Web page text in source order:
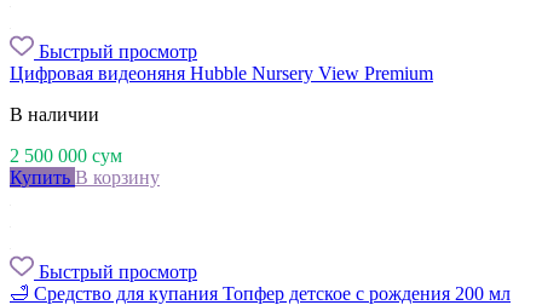
Быстрый просмотр
Цифровая видеоняня Hubble Nursery View Premium
В наличии
2 500 000 сум
Купить В корзину
Быстрый просмотр
🛁 Средство для купания Топфер детское с рождения 200 мл